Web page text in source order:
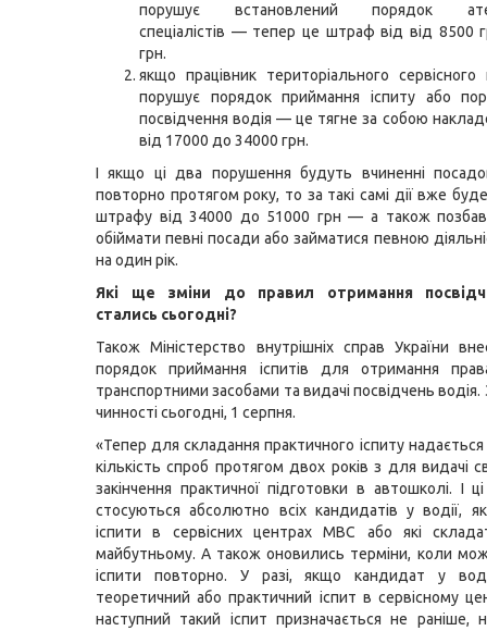
порушує встановлений порядок
спеціалістів — тепер це штраф від від 8500
грн.
якщо працівник територіального
порушує порядок приймання іспиту або
посвідчення водія — це тягне за собою
від 17000 до 34000 грн.
І якщо ці два порушення будуть вчиненні
повторно протягом року, то за такі самі дії вже
штрафу від 34000 до 51000 грн — а також
обіймати певні посади або займатися певною
на один рік.
Які ще зміни до правил отримання
стались сьогодні?
Також Міністерство внутрішніх справ України
порядок приймання іспитів для отримання
транспортними засобами та видачі посвідчень водія.
чинності сьогодні, 1 серпня.
«Тепер для складання практичного іспиту
кількість спроб протягом двох років з для видачі
закінчення практичної підготовки в автошколі. І
стосуються абсолютно всіх кандидатів у водії,
іспити в сервісних центрах МВС або які
майбутньому. А також оновились терміни, коли
іспити повторно. У разі, якщо кандидат у
теоретичний або практичний іспит в сервісному
наступний такий іспит призначається не раніше,